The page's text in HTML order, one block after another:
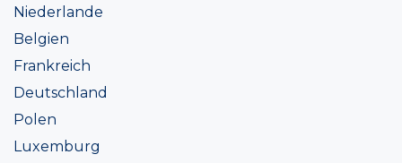
Niederlande
Belgien
Frankreich
Deutschland
Polen
Luxemburg